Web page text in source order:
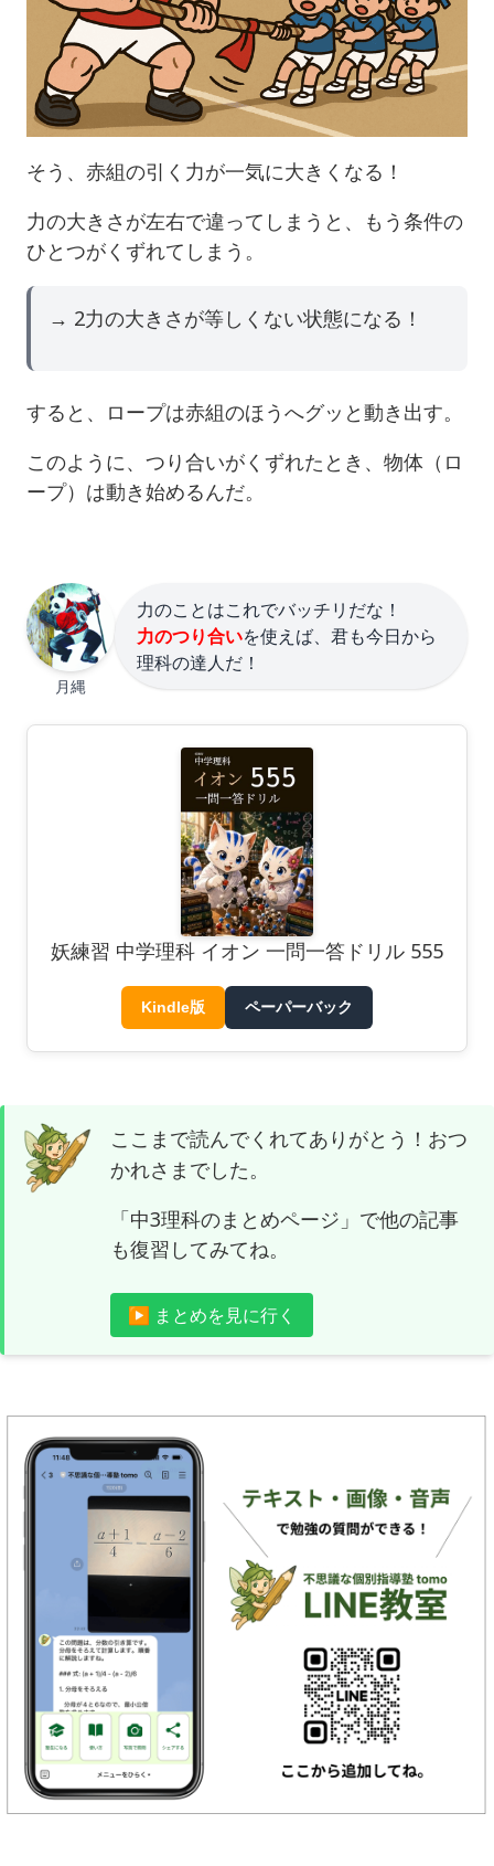
そう、赤組の引く力が一気に大きくなる！
力の大きさが左右で違ってしまうと、もう条件の
ひとつがくずれてしまう。
→ 2力の大きさが等しくない状態になる！
すると、ロープは赤組のほうへグッと動き出す。
このように、つり合いがくずれたとき、物体（ロ
ープ）は動き始めるんだ。
月縄
力のことはこれでバッチリだな！
力のつり合いを使えば、君も今日から
理科の達人だ！
妖練習 中学理科 イオン 一問一答ドリル 555
Kindle版 ペーパーバック
ここまで読んでくれてありがとう！おつ
かれさまでした。
「中3理科のまとめページ」で他の記事
も復習してみてね。
▶ まとめを見に行く